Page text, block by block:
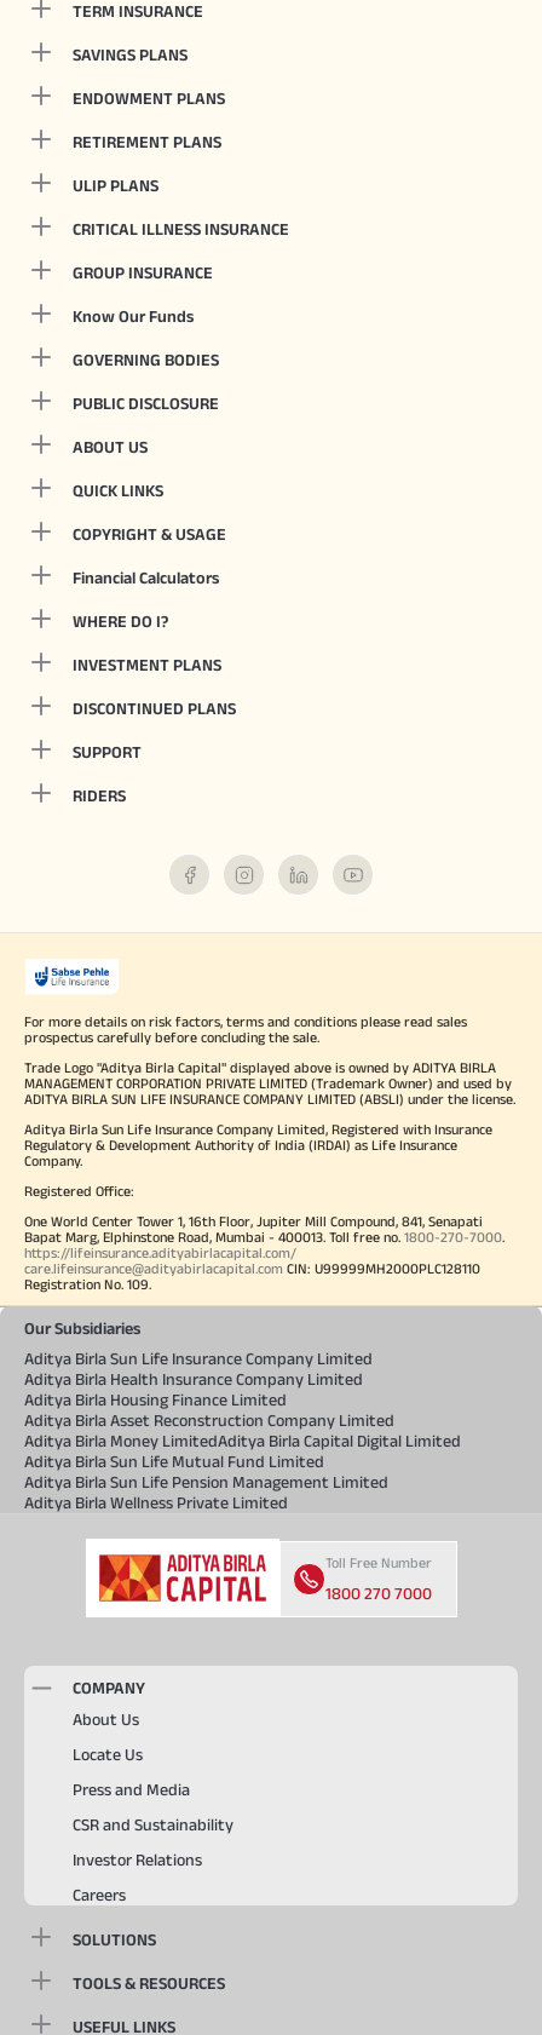
TERM INSURANCE
SAVINGS PLANS
ENDOWMENT PLANS
RETIREMENT PLANS
ULIP PLANS
CRITICAL ILLNESS INSURANCE
GROUP INSURANCE
Know Our Funds
GOVERNING BODIES
PUBLIC DISCLOSURE
ABOUT US
QUICK LINKS
COPYRIGHT & USAGE
Financial Calculators
WHERE DO I?
INVESTMENT PLANS
DISCONTINUED PLANS
SUPPORT
RIDERS
For more details on risk factors, terms and conditions please read sales
prospectus carefully before concluding the sale.
Trade Logo "Aditya Birla Capital" displayed above is owned by ADITYA BIRLA
MANAGEMENT CORPORATION PRIVATE LIMITED (Trademark Owner) and used by
ADITYA BIRLA SUN LIFE INSURANCE COMPANY LIMITED (ABSLI) under the license.
Aditya Birla Sun Life Insurance Company Limited, Registered with Insurance
Regulatory & Development Authority of India (IRDAI) as Life Insurance
Company.
Registered Office:
One World Center Tower 1, 16th Floor, Jupiter Mill Compound, 841, Senapati
Bapat Marg, Elphinstone Road, Mumbai - 400013. Toll free no. 1800-270-7000.
https://lifeinsurance.adityabirlacapital.com/
care.lifeinsurance@adityabirlacapital.com CIN: U99999MH2000PLC128110
Registration No. 109.
Our Subsidiaries
Aditya Birla Sun Life Insurance Company Limited
Aditya Birla Health Insurance Company Limited
Aditya Birla Housing Finance Limited
Aditya Birla Asset Reconstruction Company Limited
Aditya Birla Money LimitedAditya Birla Capital Digital Limited
Aditya Birla Sun Life Mutual Fund Limited
Aditya Birla Sun Life Pension Management Limited
Aditya Birla Wellness Private Limited
Toll Free Number
1800 270 7000
COMPANY
About Us
Locate Us
Press and Media
CSR and Sustainability
Investor Relations
Careers
SOLUTIONS
TOOLS & RESOURCES
USEFUL LINKS